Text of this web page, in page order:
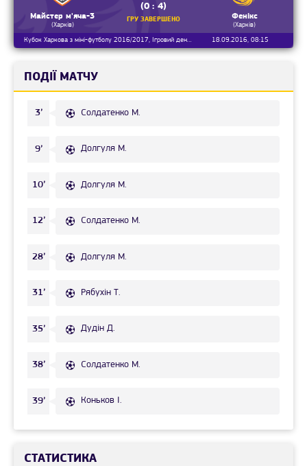
Майстер м'яча-3
(Харків)
(0 : 4)
ГРУ ЗАВЕРШЕНО Фенікс
(Харків)
Кубок Харкова з міні-футболу 2016/2017, Ігровий день 8
18.09.2016, 08:15
ПОДІЇ МАТЧУ
3’ Солдатенко М.
9’ Долгуля М.
10’ Долгуля М.
12’ Солдатенко М.
28’ Долгуля М.
31’ Рябухін Т.
35’ Дудін Д.
38’ Солдатенко М.
39’ Коньков І.
СТАТИСТИКА